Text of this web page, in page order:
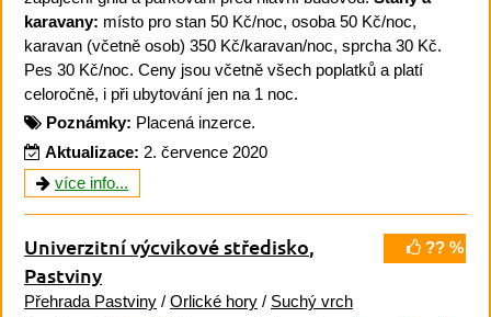
karavany: místo pro stan 50 Kč/noc, osoba 50 Kč/noc,
karavan (včetně osob) 350 Kč/karavan/noc, sprcha 30 Kč.
Pes 30 Kč/noc. Ceny jsou včetně všech poplatků a platí
celoročně, i při ubytování jen na 1 noc.
Poznámky: Placená inzerce.
Aktualizace: 2. července 2020
více info...
?? %
Univerzitní výcvikové středisko,
Pastviny
Přehrada Pastviny / Orlické hory / Suchý vrch